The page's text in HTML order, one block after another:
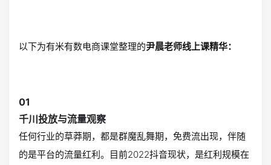
以下为有米有数电商课堂整理的尹晨老师线上课精华：
01
千川投放与流量观察
任何行业的草莽期，都是群魔乱舞期，免费流出现，伴随
的是平台的流量红利。目前2022抖音现状，是红利规模在